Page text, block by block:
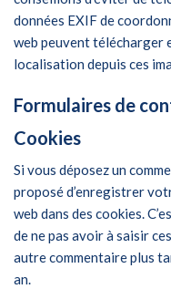
données EXIF de
web peuvent télécharger
localisation depuis ces
Formulaires de
Cookies
Si vous déposez un
proposé d’enregistrer
web dans des cookies.
de ne pas avoir à saisir
autre commentaire plus
an.